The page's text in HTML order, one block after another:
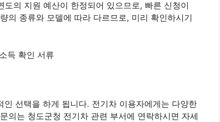
의 지원 예산이 한정되어 있으므로, 빠른 신청이
의 종류와 모델에 따라 다르므로, 미리 확인하시기
득 확인 서류
인 선택을 하게 됩니다. 전기차 이용자에게는 다양한
의는 청도군청 전기차 관련 부서에 연락하시면 자세